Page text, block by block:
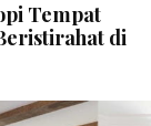
Tempat
di